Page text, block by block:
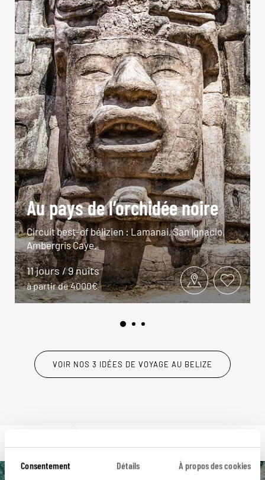
Consentement Détails À propos des cookies
Au pays de l’orchidée noire
Circuit best-of bélizien : Lamanai, San Ignacio,
Ambergris Caye.
11 jours / 9 nuits
à partir de 4000€
VOIR NOS 3 IDÉES DE VOYAGE AU BELIZE